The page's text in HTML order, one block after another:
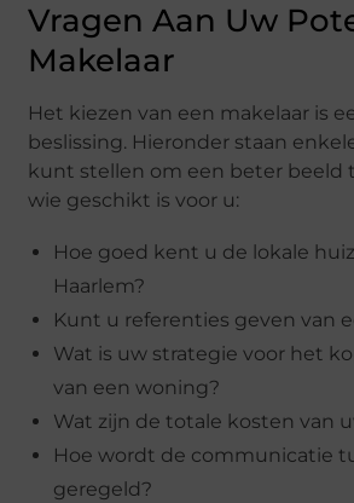
Vragen Aan Uw
Makelaar
Het kiezen van een makelaar is
beslissing. Hieronder staan
kunt stellen om een beter beeld
wie geschikt is voor u:
Hoe goed kent u de lokale
Haarlem?
Kunt u referenties geven van
Wat is uw strategie voor het
van een woning?
Wat zijn de totale kosten van
Hoe wordt de communicatie
geregeld?